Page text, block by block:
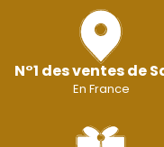
N°1 des ventes de
En France